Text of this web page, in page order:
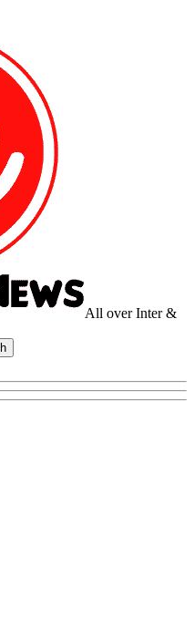
All over Inter &